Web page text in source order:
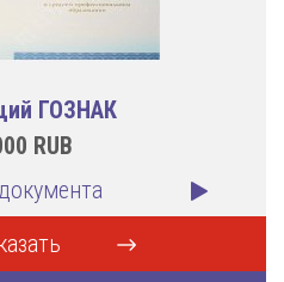
ГОЗНАК
RUB